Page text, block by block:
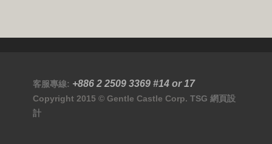
客服專線: +886 2 2509 3369 #14 or 17
Copyright 2015 © Gentle Castle Corp. TSG 網頁設
計